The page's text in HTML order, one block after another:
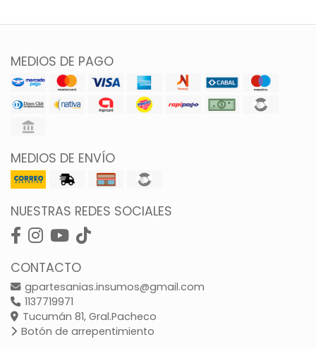
MEDIOS DE PAGO
MEDIOS DE ENVÍO
NUESTRAS REDES SOCIALES
CONTACTO
gpartesanias.insumos@gmail.com
1137719971
Tucumán 81, Gral.Pacheco
Botón de arrepentimiento